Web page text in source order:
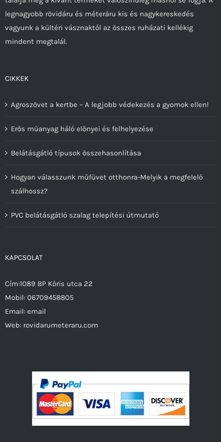
legnagyobb rövidáru és méteráru kis és nagykereskedés
vagyunk a kültéri vásznaktól az összes ruházati kellékig
mindent megtalál.
CIKKEK
Agroszövet a kertbe – A legjobb védekezés a gyomok ellen!
Erős műanyag háló előnyei és felhelyezése
Belátásgátló típusok összehasonlítása
Hogyan válasszunk műfüvet otthonra-Melyik a megfelelő
szálhossz?
PVC belátásgátló szalag telepítési útmutató
KAPCSOLAT
Cím:1089 BP Kőris utca 22
Mobil: 06709458805
Email: email
Web: rovidarumeteraru.com